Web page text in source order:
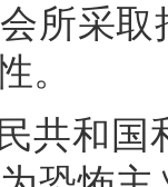
所采
。
共和国